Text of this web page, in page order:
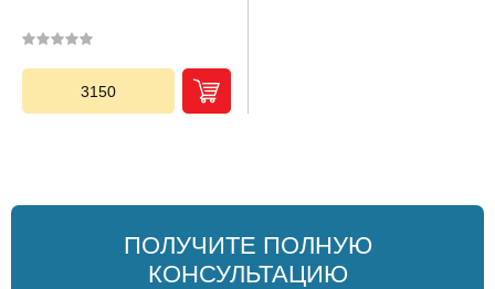
3150
ПОЛУЧИТЕ ПОЛНУЮ
КОНСУЛЬТАЦИЮ